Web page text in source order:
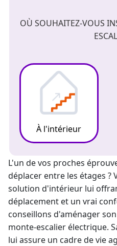
OÙ SOUHAITEZ-VOUS
À l'intérieur
L'un de vos proches
déplacer entre les étages ?
solution d'intérieur lui
déplacement et un vrai
conseillons d'aménager
monte-escalier électrique.
lui assure un cadre de vie